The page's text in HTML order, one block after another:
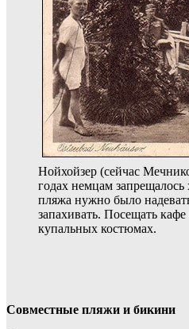
Нойхойзер (сейчас
годах немцам
пляжа нужно было
запахивать. Посещать
купальных костюмах.
Совместные пляжи и бикини